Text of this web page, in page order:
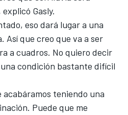
Gasly.
eso dará lugar a una
Así que creo que va a ser
a cuadros. No quiero decir
condición bastante difícil
acabáramos teniendo una
Puede que me